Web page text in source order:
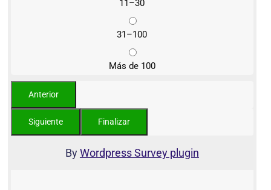
11–30
31–100
Más de 100
ByWordpress Survey plugin